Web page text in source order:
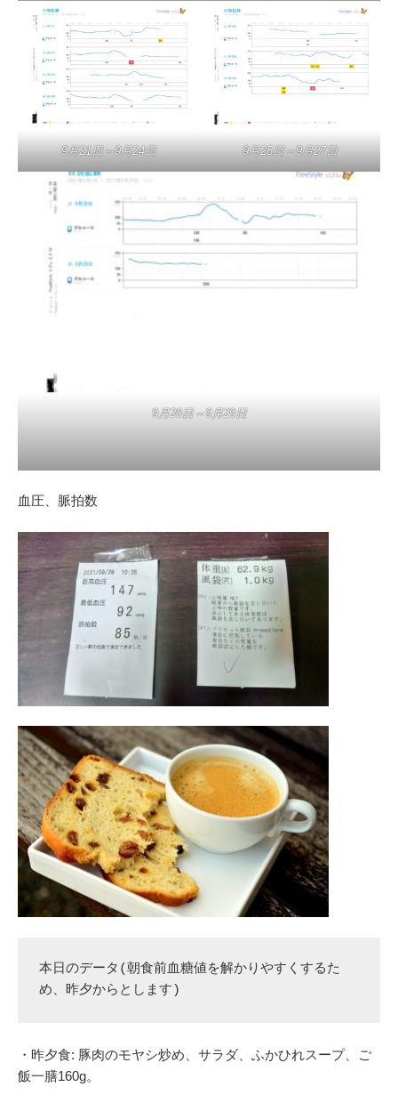
9月21日～9月24日 9月25日～9月27日
9月28日～9月29日
血圧、脈拍数
本日のデータ(朝食前血糖値を解かりやすくするた
め、昨夕からとします)
・昨夕食: 豚肉のモヤシ炒め、サラダ、ふかひれスープ、ご
飯一膳160g。